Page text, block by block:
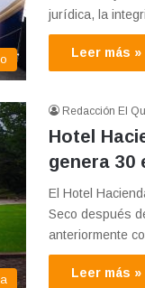
jurídica, la
Leer más »
Redacción El
Hotel
genera 30
El Hotel
Seco después
anteriormente
Leer más »